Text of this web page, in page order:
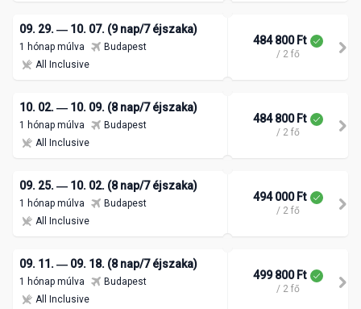
09. 29. ― 10. 07. (9 nap/7 éjszaka)
1 hónap múlva
Budapest
All Inclusive
484 800 Ft
/ 2 fő
10. 02. ― 10. 09. (8 nap/7 éjszaka)
1 hónap múlva
Budapest
All Inclusive
484 800 Ft
/ 2 fő
09. 25. ― 10. 02. (8 nap/7 éjszaka)
1 hónap múlva
Budapest
All Inclusive
494 000 Ft
/ 2 fő
09. 11. ― 09. 18. (8 nap/7 éjszaka)
1 hónap múlva
Budapest
All Inclusive
499 800 Ft
/ 2 fő